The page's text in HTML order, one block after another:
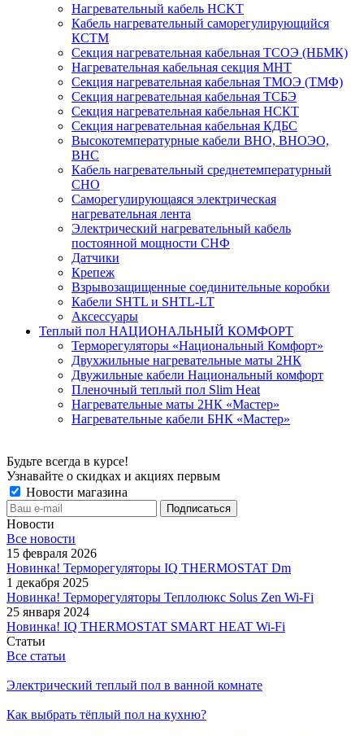
Нагревательный кабель НCKТ
Кабель нагревательный саморегулирующийся
КСТМ
Секция нагревательная кабельная ТСОЭ (НБМК)
Нагревательная кабельная секция МНТ
Секция нагревательная кабельная ТМОЭ (ТМФ)
Секция нагревательная кабельная ТСБЭ
Секция нагревательная кабельная НСКТ
Секция нагревательная кабельная КДБС
Высокотемпературные кабели ВНО, ВНОЭО,
ВНС
Кабель нагревательный среднетемпературный
СНО
Саморегулирующаяся электрическая
нагревательная лента
Электрический нагревательный кабель
постоянной мощности СНФ
Датчики
Крепеж
Взрывозащищенные соединительные коробки
Кабели SHTL и SHTL-LT
Аксессуары
Теплый пол НАЦИОНАЛЬНЫЙ КОМФОРТ
Терморегуляторы «Национальный Комфорт»
Двухжильные нагревательные маты 2НК
Двужильные кабели Национальный комфорт
Пленочный теплый пол Slim Heat
Нагревательные маты 2НК «Мастер»
Нагревательные кабели БНК «Мастер»
Будьте всегда в курсе!
Узнавайте о скидках и акциях первым
Новости магазина
Новости
Все новости
15 февраля 2026
Новинка! Терморегуляторы IQ THERMOSTAT Dm
1 декабря 2025
Новинка! Терморегуляторы Теплолюкс Solus Zen Wi-Fi
25 января 2024
Новинка! IQ THERMOSTAT SMART HEAT Wi-Fi
Статьи
Все статьи
Электрический теплый пол в ванной комнате
Как выбрать тёплый пол на кухню?